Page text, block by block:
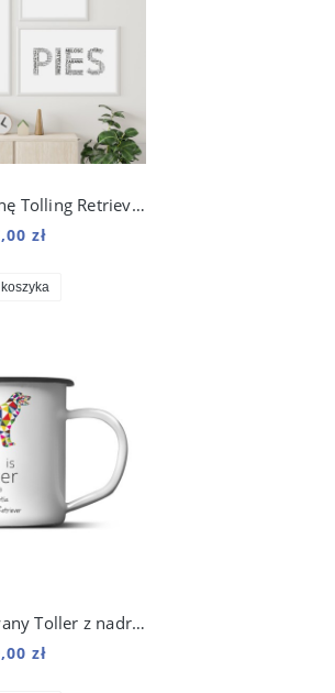
Plakaty na ścianę Tolling Retriever zestaw do salonu
zł
Kubek emaliowany Toller z nadrukiem Origami Biały
zł